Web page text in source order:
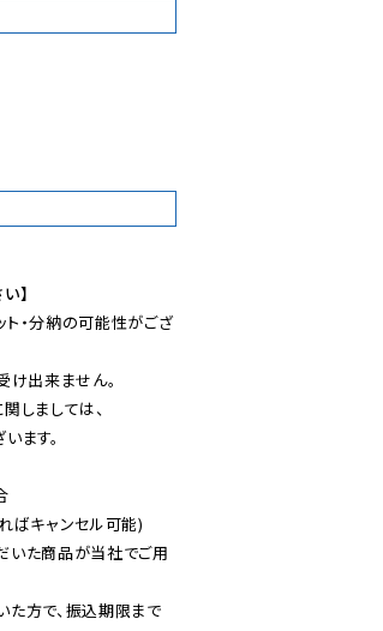
】
・分納の可能性がござ
け出来ません。
しましては、
ます。
ばキャンセル可能)
いた商品が当社でご用
た方で、振込期限まで